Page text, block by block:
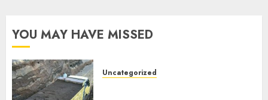
YOU MAY HAVE MISSED
Uncategorized